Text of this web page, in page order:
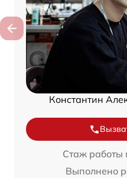
Константин
Стаж работы
Выполнено